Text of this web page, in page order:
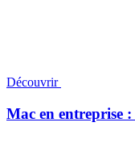
Découvrir
Mac en entreprise